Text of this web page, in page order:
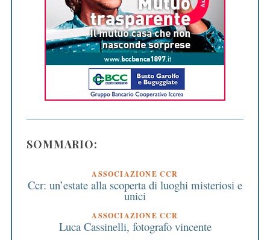
SOMMARIO:
ASSOCIAZIONE CCR
Ccr: un’estate alla scoperta di luoghi misteriosi e
unici
ASSOCIAZIONE CCR
Luca Cassinelli, fotografo vincente